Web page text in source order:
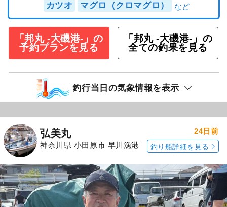
カツオ マグロ（クロマグロ）
「邦丸 -大磯港-」の
予約プランを見る
「邦丸 -大磯港-」の
全ての釣果を見る
釣行当日の気象情報を表示
弘美丸
神奈川県 小田原市 早川漁港
24日前
釣り船詳細を見る